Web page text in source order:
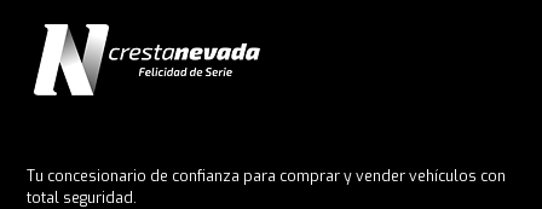
Tu concesionario de confianza para comprar y vender vehículos con
total seguridad.